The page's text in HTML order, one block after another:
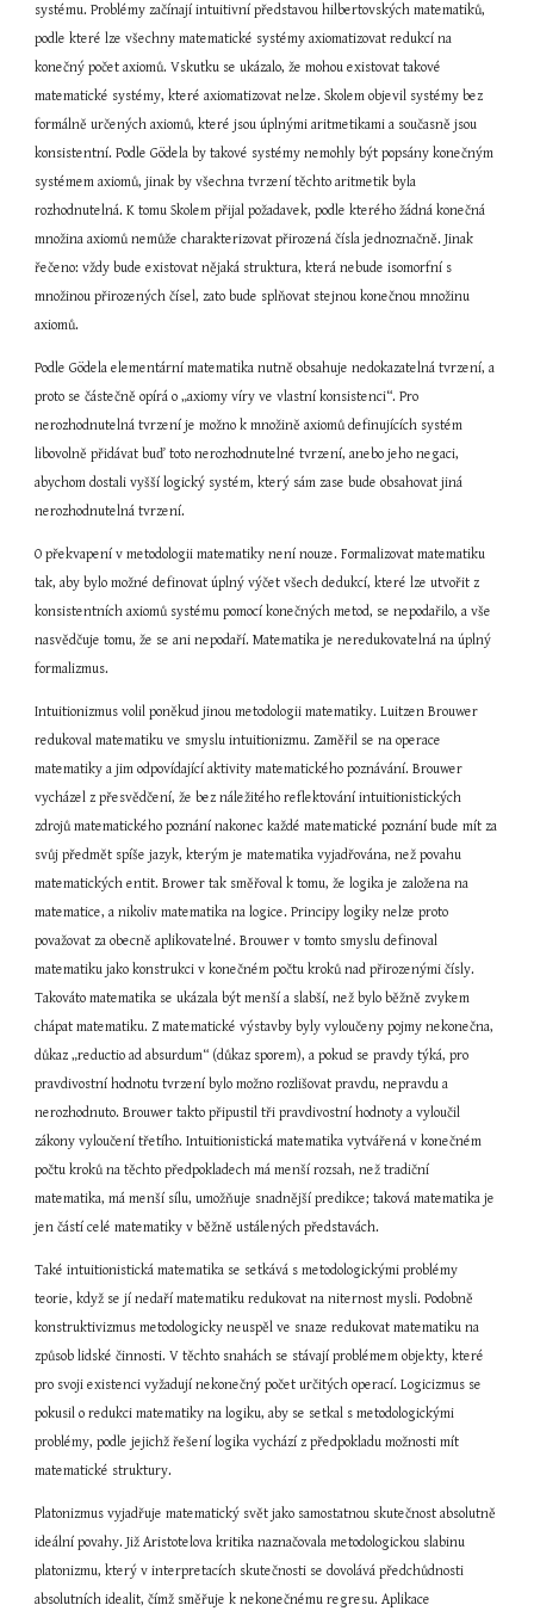
systému. Problémy začínají intuitivní představou hilbertovských matematiků,
podle které lze všechny matematické systémy axiomatizovat redukcí na
konečný počet axiomů. Vskutku se ukázalo, že mohou existovat takové
matematické systémy, které axiomatizovat nelze. Skolem objevil systémy bez
formálně určených axiomů, které jsou úplnými aritmetikami a současně jsou
konsistentní. Podle Gödela by takové systémy nemohly být popsány konečným
systémem axiomů, jinak by všechna tvrzení těchto aritmetik byla
rozhodnutelná. K tomu Skolem přijal požadavek, podle kterého žádná konečná
množina axiomů nemůže charakterizovat přirozená čísla jednoznačně. Jinak
řečeno: vždy bude existovat nějaká struktura, která nebude isomorfní s
množinou přirozených čísel, zato bude splňovat stejnou konečnou množinu
axiomů.
Podle Gödela elementární matematika nutně obsahuje nedokazatelná tvrzení, a
proto se částečně opírá o „axiomy víry ve vlastní konsistenci“. Pro
nerozhodnutelná tvrzení je možno k množině axiomů definujících systém
libovolně přidávat buď toto nerozhodnutelné tvrzení, anebo jeho negaci,
abychom dostali vyšší logický systém, který sám zase bude obsahovat jiná
nerozhodnutelná tvrzení.
O překvapení v metodologii matematiky není nouze. Formalizovat matematiku
tak, aby bylo možné definovat úplný výčet všech dedukcí, které lze utvořit z
konsistentních axiomů systému pomocí konečných metod, se nepodařilo, a vše
nasvědčuje tomu, že se ani nepodaří. Matematika je neredukovatelná na úplný
formalizmus.
Intuitionizmus volil poněkud jinou metodologii matematiky. Luitzen Brouwer
redukoval matematiku ve smyslu intuitionizmu. Zaměřil se na operace
matematiky a jim odpovídající aktivity matematického poznávání. Brouwer
vycházel z přesvědčení, že bez náležitého reflektování intuitionistických
zdrojů matematického poznání nakonec každé matematické poznání bude mít za
svůj předmět spíše jazyk, kterým je matematika vyjadřována, než povahu
matematických entit. Brower tak směřoval k tomu, že logika je založena na
matematice, a nikoliv matematika na logice. Principy logiky nelze proto
považovat za obecně aplikovatelné. Brouwer v tomto smyslu definoval
matematiku jako konstrukci v konečném počtu kroků nad přirozenými čísly.
Takováto matematika se ukázala být menší a slabší, než bylo běžně zvykem
chápat matematiku. Z matematické výstavby byly vyloučeny pojmy nekonečna,
důkaz „reductio ad absurdum“ (důkaz sporem), a pokud se pravdy týká, pro
pravdivostní hodnotu tvrzení bylo možno rozlišovat pravdu, nepravdu a
nerozhodnuto. Brouwer takto připustil tři pravdivostní hodnoty a vyloučil
zákony vyloučení třetího. Intuitionistická matematika vytvářená v konečném
počtu kroků na těchto předpokladech má menší rozsah, než tradiční
matematika, má menší sílu, umožňuje snadnější predikce; taková matematika je
jen částí celé matematiky v běžně ustálených představách.
Také intuitionistická matematika se setkává s metodologickými problémy
teorie, když se jí nedaří matematiku redukovat na niternost mysli. Podobně
konstruktivizmus metodologicky neuspěl ve snaze redukovat matematiku na
způsob lidské činnosti. V těchto snahách se stávají problémem objekty, které
pro svoji existenci vyžadují nekonečný počet určitých operací. Logicizmus se
pokusil o redukci matematiky na logiku, aby se setkal s metodologickými
problémy, podle jejichž řešení logika vychází z předpokladu možnosti mít
matematické struktury.
Platonizmus vyjadřuje matematický svět jako samostatnou skutečnost absolutně
ideální povahy. Již Aristotelova kritika naznačovala metodologickou slabinu
platonizmu, který v interpretacích skutečnosti se dovolává předchůdnosti
absolutních idealit, čímž směřuje k nekonečnému regresu. Aplikace